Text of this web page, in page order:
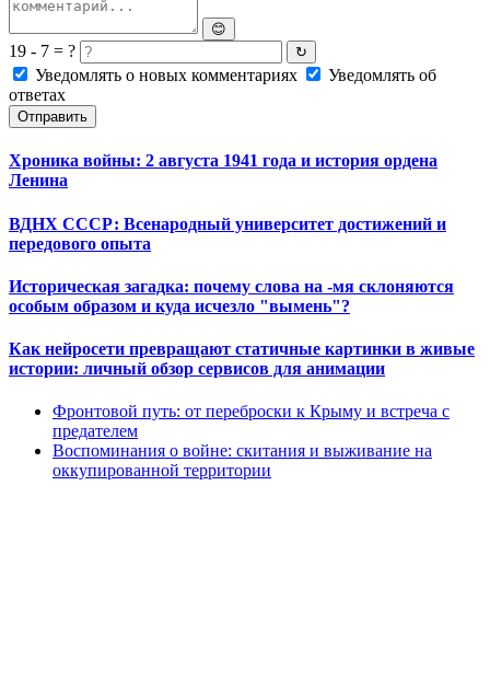
😊
19 - 7 = ? ↻
Уведомлять о новых комментариях
Уведомлять об
ответах
Отправить
Хроника войны: 2 августа 1941 года и история ордена
Ленина
ВДНХ СССР: Всенародный университет достижений и
передового опыта
Историческая загадка: почему слова на -мя склоняются
особым образом и куда исчезло "вымень"?
Как нейросети превращают статичные картинки в живые
истории: личный обзор сервисов для анимации
Фронтовой путь: от переброски к Крыму и встреча с
предателем
Воспоминания о войне: скитания и выживание на
оккупированной территории